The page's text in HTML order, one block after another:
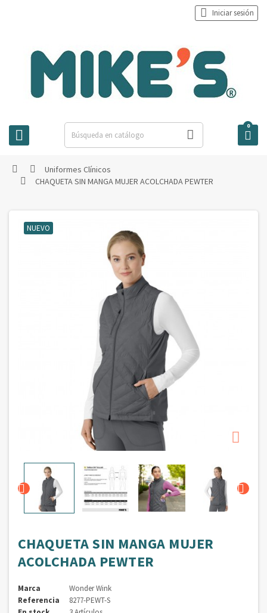
 
 Iniciar sesión

0
  Uniformes Clínicos
 CHAQUETA SIN MANGA MUJER ACOLCHADA PEWTER

 
NUEVO
CHAQUETA SIN MANGA MUJER
ACOLCHADA PEWTER
Marca
Wonder Wink
Referencia
8277-PEWT-S